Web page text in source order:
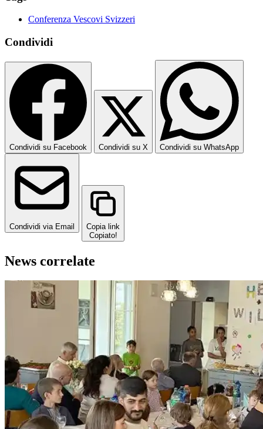
Conferenza Vescovi Svizzeri
Condividi
Condividi su Facebook Condividi su X Condividi su WhatsApp
Condividi via Email
Copia link
Copiato!
News correlate